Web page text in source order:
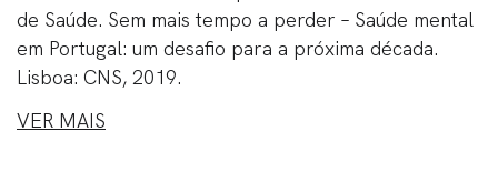
de Saúde. Sem mais tempo a perder – Saúde mental
em Portugal: um desafio para a próxima década.
Lisboa: CNS, 2019.
VER MAIS